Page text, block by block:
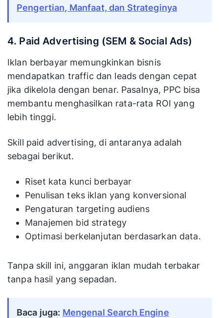
Pengertian, Manfaat, dan Strateginya
4. Paid Advertising (SEM & Social Ads)
Iklan berbayar memungkinkan bisnis
mendapatkan traffic dan leads dengan cepat
jika dikelola dengan benar. Pasalnya, PPC bisa
membantu menghasilkan rata-rata ROI yang
lebih tinggi.
Skill paid advertising, di antaranya adalah
sebagai berikut.
Riset kata kunci berbayar
Penulisan teks iklan yang konversional
Pengaturan targeting audiens
Manajemen bid strategy
Optimasi berkelanjutan berdasarkan data.
Tanpa skill ini, anggaran iklan mudah terbakar
tanpa hasil yang sepadan.
Baca juga: Mengenal Search Engine